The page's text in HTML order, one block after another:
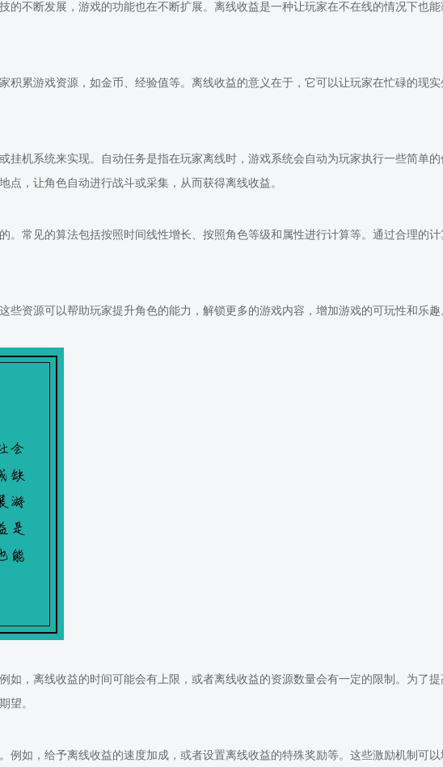
的不断发展，游戏的功能也在不断扩展。离线收益是一种让玩家在不在线的情况下也
积累游戏资源，如金币、经验值等。离线收益的意义在于，它可以让玩家在忙碌的现
机系统来实现。自动任务是指在玩家离线时，游戏系统会自动为玩家执行一些简单
，让角色自动进行战斗或采集，从而获得离线收益。
常见的算法包括按照时间线性增长、按照角色等级和属性进行计算等。通过合理的
些资源可以帮助玩家提升角色的能力，解锁更多的游戏内容，增加游戏的可玩性和乐
如，离线收益的时间可能会有上限，或者离线收益的资源数量会有一定的限制。为了
望。
例如，给予离线收益的速度加成，或者设置离线收益的特殊奖励等。这些激励机制可